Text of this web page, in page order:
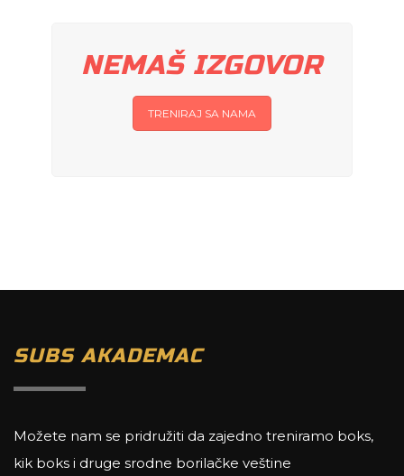
NEMAŠ IZGOVOR
TRENIRAJ SA NAMA
SUBS AKADEMAC
Možete nam se pridružiti da zajedno treniramo boks,
kik boks i druge srodne borilačke veštine